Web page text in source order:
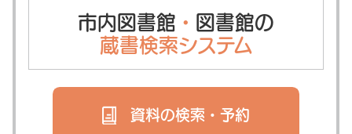
市内図書館 ・ 図書館の
蔵書検索システム
資料の検索・ 予約